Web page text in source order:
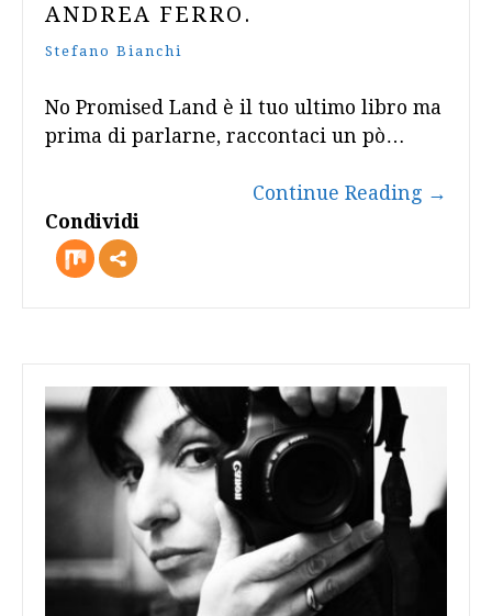
ANDREA FERRO.
Stefano Bianchi
No Promised Land è il tuo ultimo libro ma
prima di parlarne, raccontaci un pò…
Continue Reading →
Condividi